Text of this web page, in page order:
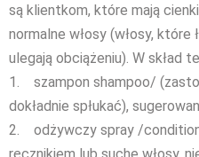
są klientkom, które mają
normalne włosy (włosy, które
ulegają obciążeniu). W skład
1. szampon shampoo/
dokładnie spłukać),
2. odżywczy spray /